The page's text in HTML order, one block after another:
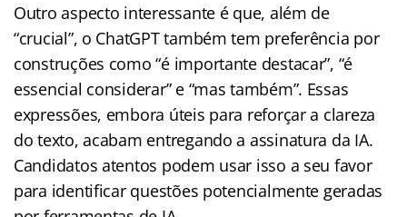
Outro aspecto interessante é que, além de
“crucial”, o ChatGPT também tem preferência por
construções como “é importante destacar”, “é
essencial considerar” e “mas também”. Essas
expressões, embora úteis para reforçar a clareza
do texto, acabam entregando a assinatura da IA.
Candidatos atentos podem usar isso a seu favor
para identificar questões potencialmente geradas